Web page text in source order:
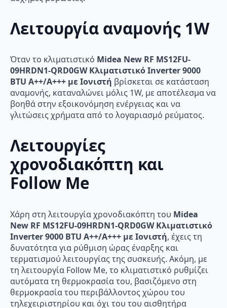
Λειτουργία αναμονής 1W
Όταν το κλιματιστικό Midea New RF MS12FU-
09HRDN1-QRD0GW Κλιματιστικό Inverter 9000
BTU A++/A+++ με Ιονιστή βρίσκεται σε κατάσταση
αναμονής, καταναλώνει μόλις 1W, με αποτέλεσμα να
βοηθά στην εξοικονόμηση ενέργειας και να
γλιτώσεις χρήματα από το λογαριασμό ρεύματος.
Λειτουργίες
χρονοδιακόπτη και
Follow Me
Χάρη στη λειτουργία χρονοδιακόπτη του Midea
New RF MS12FU-09HRDN1-QRD0GW Κλιματιστικό
Inverter 9000 BTU A++/A+++ με Ιονιστή, έχεις τη
δυνατότητα για ρύθμιση ώρας έναρξης και
τερματισμού λειτουργίας της συσκευής. Ακόμη, με
τη λειτουργία Follow Me, το κλιματιστικό ρυθμίζει
αυτόματα τη θερμοκρασία του, βασιζόμενο στη
θερμοκρασία του περιβάλλοντος χώρου του
τηλεχειριστηρίου και όχι του του αισθητήρα